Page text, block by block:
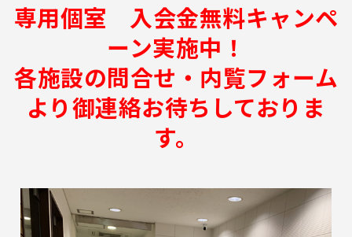
専用個室 入会金無料キャンペ
ーン実施中！
各施設の問合せ・内覧フォーム
より御連絡お待ちしておりま
す。